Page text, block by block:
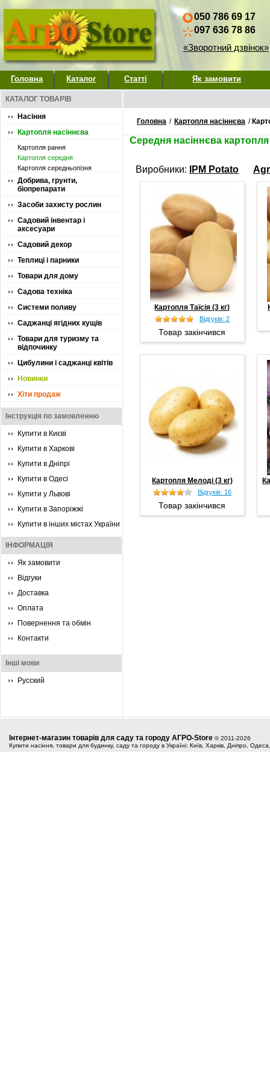
050 786 69 17
097 636 78 86
«Зворотний дзвінок»
Головна Каталог Статті Як замовити
КАТАЛОГ ТОВАРІВ
Насіння
Картопля насіннєва
Картопля рання
Картопля середня
Картопля середньопізня
Добрива, грунти,
біопрепарати
Засоби захисту рослин
Садовий інвентар і
аксесуари
Садовий декор
Теплиці і парники
Товари для дому
Садова техніка
Системи поливу
Саджанці ягідних кущів
Товари для туризму та
відпочинку
Цибулини і саджанці квітів
Новинки
Хіти продаж
Інструкція по замовленню
Купити в Києві
Купити в Харкові
Купити в Дніпрі
Купити в Одесі
Купити у Львові
Купити в Запоріжжі
Купити в інших містах України
ІНФОРМАЦІЯ
Як замовити
Відгуки
Доставка
Оплата
Повернення та обмін
Контакти
Інші мови
Русский
Головна / Картопля насіннєва /
Середня насіннєва картопля
Виробники: IPM Potato
Картопля Таїсія (3 кг)
Відгуків: 2
Товар закінчився
Картопля Мелоді (3 кг)
Відгуків: 16
Товар закінчився
Інтернет-магазин товарів для саду та городу АГРО-Store © 2011-2026
Купити насіння, товари для будинку, саду та городу в Україні: Київ, Харків, Дніпро,